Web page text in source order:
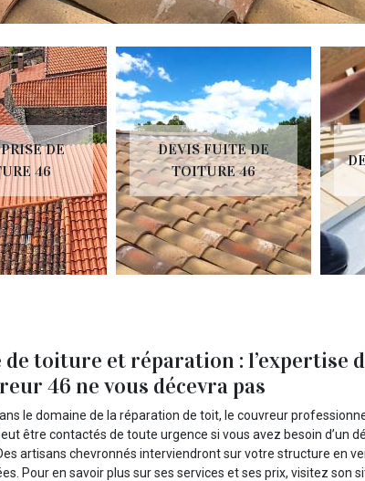
DE
46
DEVIS FUITE DE
TOITURE 46
de toiture et réparation : l’expertise
46 ne vous décevra pas
le domaine de la réparation de toit, le couvreur
être contactés de toute urgence si vous avez besoin d’un
artisans chevronnés interviendront sur votre structure en
Pour en savoir plus sur ses services et ses prix, visitez son